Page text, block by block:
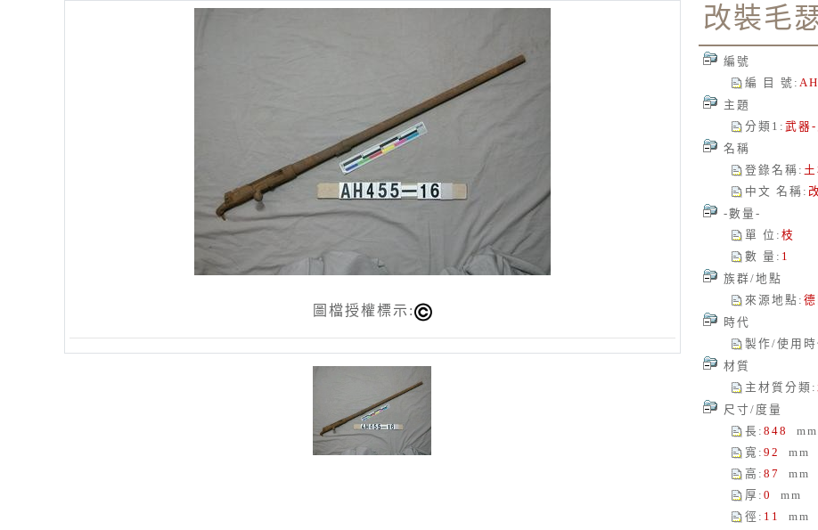
圖檔授權標示:
改裝毛
編號
編 目 號 :
主題
分類1 : 武器-
名稱
登錄名稱 :
中文 名稱 :
-數量-
單 位 : 枝
數 量 : 1
族群/地點
來源地點 : 德
時代
製作/使用時
材質
主材質分類 :
尺寸/度量
長 : 848
mm
寬 : 92
mm
高 : 87
mm
厚 : 0
mm
徑 : 11
mm